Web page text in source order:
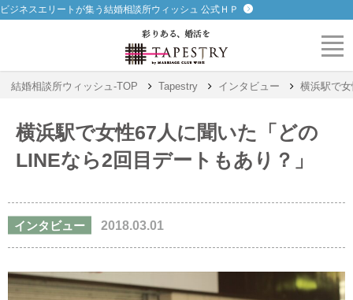
ビジネスエリートが集う結婚相談所ウィッシュ 公式ＨＰ
結婚相談所ウィッシュ-TOP Tapestry インタビュー 横浜駅で
横浜駅で女性67人に聞いた「どの
LINEなら2回目デートもあり？」
インタビュー 2018.03.01